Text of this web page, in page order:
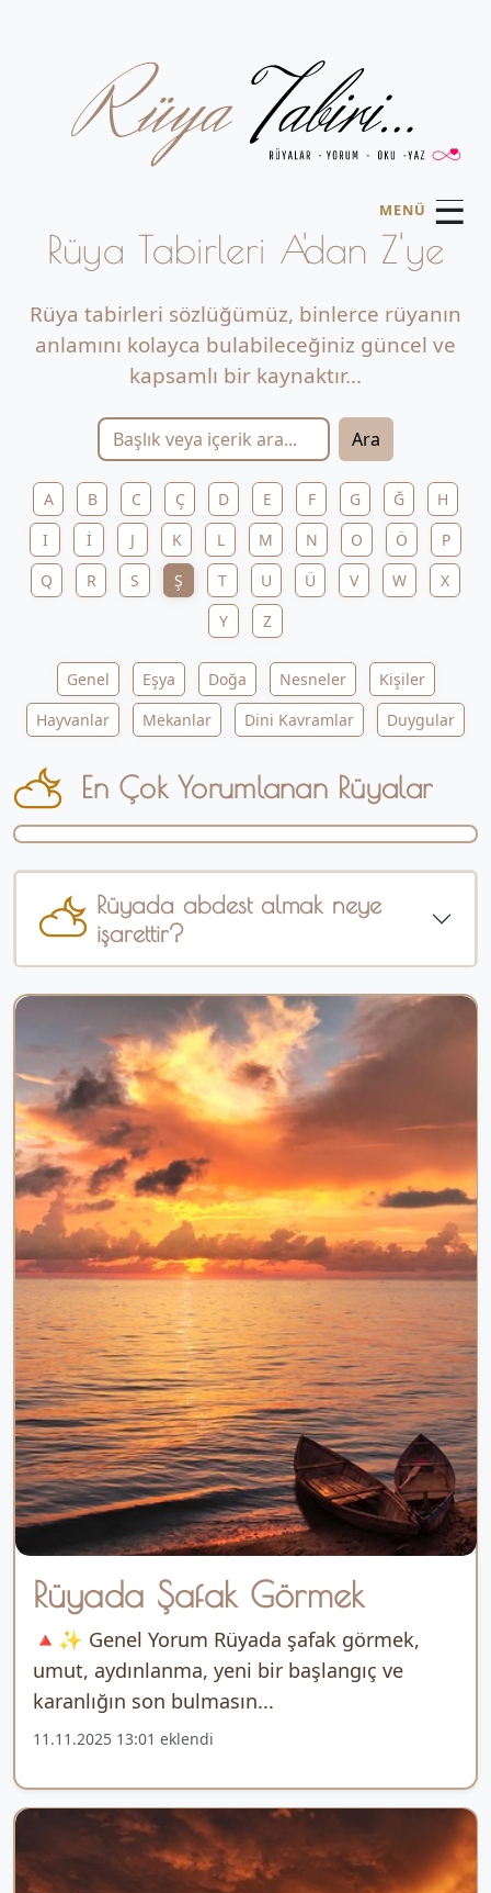
MENÜ ☰
Rüya Tabirleri A'dan Z'ye
Rüya tabirleri sözlüğümüz, binlerce rüyanın
anlamını kolayca bulabileceğiniz güncel ve
kapsamlı bir kaynaktır...
Ara
A B C Ç D E F G Ğ
H
I
İ J K L M N O Ö
P
Q
R S Ş T U Ü V W
X
Y
Z
Genel Eşya Doğa Nesneler
Kişiler
Hayvanlar
Mekanlar Dini Kavramlar Duygular
En Çok Yorumlanan Rüyalar
Rüyada abdest almak neye
işarettir?
Rüyada Şafak Görmek
🔺✨ Genel Yorum Rüyada şafak görmek,
umut, aydınlanma, yeni bir başlangıç ve
karanlığın son bulmasın...
11.11.2025 13:01 eklendi